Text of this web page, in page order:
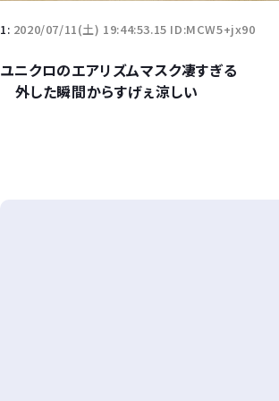
1: 2020/07/11(土) 19:44:53.15 ID:MCW5+jx90
ユニクロのエアリズムマスク凄すぎる
外した瞬間からすげぇ涼しい